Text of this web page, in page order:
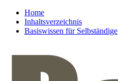
Home
Inhaltsverzeichnis
Basiswissen für Selbständige